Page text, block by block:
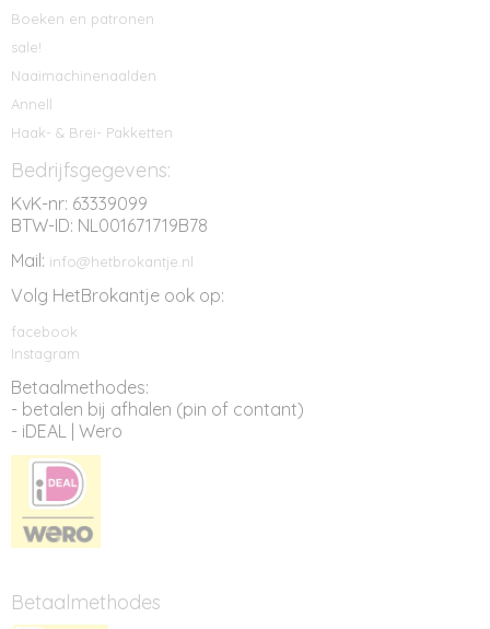
Boeken en patronen
sale!
Naaimachinenaalden
Annell
Haak- & Brei- Pakketten
Bedrijfsgegevens:
KvK-nr: 63339099
BTW-ID: NL001671719B78
Mail: info@hetbrokantje.nl
Volg HetBrokantje ook op:
facebook
Instagram
Betaalmethodes:
- betalen bij afhalen (pin of contant)
- iDEAL | Wero
Betaalmethodes